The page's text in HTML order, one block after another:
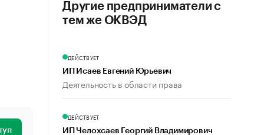
Другие предприниматели с
тем же ОКВЭД
ДЕЙСТВУЕТ
ИП Исаев Евгений Юрьевич
Деятельность в области права
ДЕЙСТВУЕТ
ИП Челохсаев Георгий Владимирович